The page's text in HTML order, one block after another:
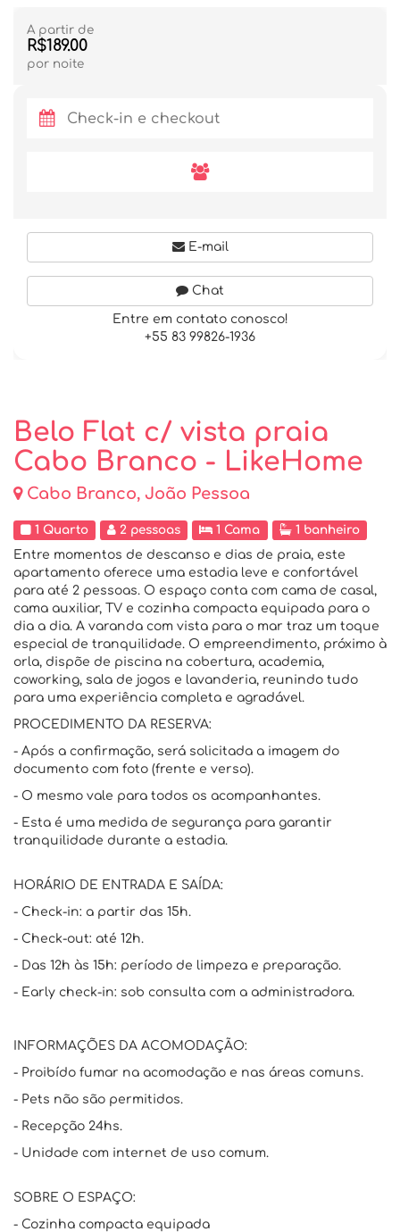
Belo Flat c/ vista praia
Cabo Branco - LikeHome
Cabo Branco, João Pessoa
1 Quarto 2 pessoas 1 Cama
1 banheiro
Entre momentos de descanso e dias de praia, este
apartamento oferece uma estadia leve e confortável
para até 2 pessoas. O espaço conta com cama de casal,
cama auxiliar, TV e cozinha compacta equipada para o
dia a dia. A varanda com vista para o mar traz um toque
especial de tranquilidade. O empreendimento, próximo à
orla, dispõe de piscina na cobertura, academia,
coworking, sala de jogos e lavanderia, reunindo tudo
para uma experiência completa e agradável.
PROCEDIMENTO DA RESERVA:
- Após a confirmação, será solicitada a imagem do
documento com foto (frente e verso).
- O mesmo vale para todos os acompanhantes.
- Esta é uma medida de segurança para garantir
tranquilidade durante a estadia.
HORÁRIO DE ENTRADA E SAÍDA:
- Check-in: a partir das 15h.
- Check-out: até 12h.
- Das 12h às 15h: período de limpeza e preparação.
- Early check-in: sob consulta com a administradora.
INFORMAÇÕES DA ACOMODAÇÃO:
- Proibído fumar na acomodação e nas áreas comuns.
- Pets não são permitidos.
- Recepção 24hs.
- Unidade com internet de uso comum.
SOBRE O ESPAÇO:
- Cozinha compacta equipada
A partir de
R$189.00
por noite
E-mail
Chat
Entre em contato conosco!
+55 83 99826-1936